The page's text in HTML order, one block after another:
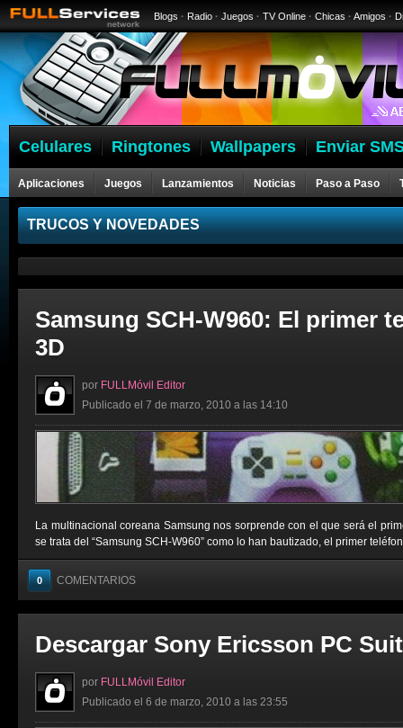
Blogs · Radio · Juegos · TV Online · Chicas · Amigos ·
Celulares Ringtones Wallpapers Enviar
Aplicaciones Juegos Lanzamientos Noticias Paso a Paso
Celulares
TRUCOS Y NOVEDADES
Samsung SCH-W960: El primer
3D
por FULLMóvil Editor
Publicado el 7 de marzo, 2010 a las 14:10
La multinacional coreana Samsung nos sorprende con el que será el
se trata del “Samsung SCH-W960” como lo han bautizado, el primer
0 COMENTARIOS
Descargar Sony Ericsson PC
por FULLMóvil Editor
Publicado el 6 de marzo, 2010 a las 23:55